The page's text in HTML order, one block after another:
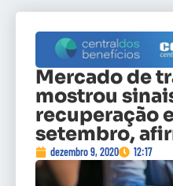
Mercado de
mostrou
recuperação
setembro,
dezembro 9, 2020 12:17